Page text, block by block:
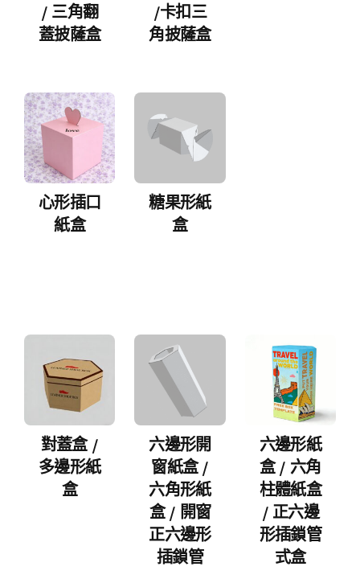
/ 三角翻
蓋披薩盒
/卡扣三
角披薩盒
心形插口
紙盒
糖果形紙
盒
對蓋盒 /
多邊形紙
盒
六邊形開
窗紙盒 /
六角形紙
盒 / 開窗
正六邊形
插鎖管
六邊形紙
盒 / 六角
柱體紙盒
/ 正六邊
形插鎖管
式盒